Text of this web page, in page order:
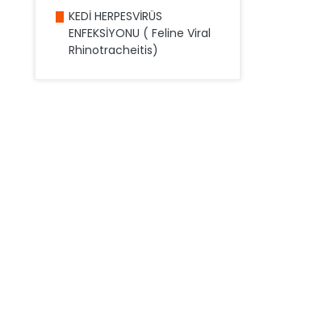
KEDİ HERPESVİRÜS
ENFEKSİYONU ( Feline Viral
Rhinotracheitis)